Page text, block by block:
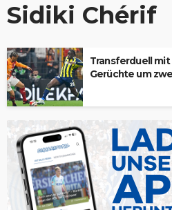
Sidiki Chérif
Transferduell mit
Gerüchte um